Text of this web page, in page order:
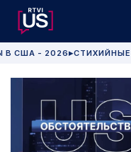
В США - 2026 ▶